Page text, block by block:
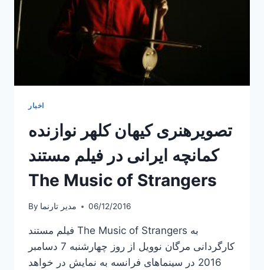
اخبار
تصویرهنری کیهان کلهر نوازنده
کمانچه ایرانی در فیلم مستند
The Music of Strangers
By مدیر تارنما 06/12/2016
فیلم مستند The Music of Strangers به
کارگردانی مرگان نوویل از روز چهارشنبه 7 دسامبر
2016 در سینماهای فرانسه به نمایش در خواهد